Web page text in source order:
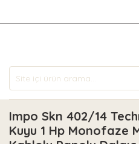
Impo Skn 402/14
Kuyu 1 Hp Monofaze